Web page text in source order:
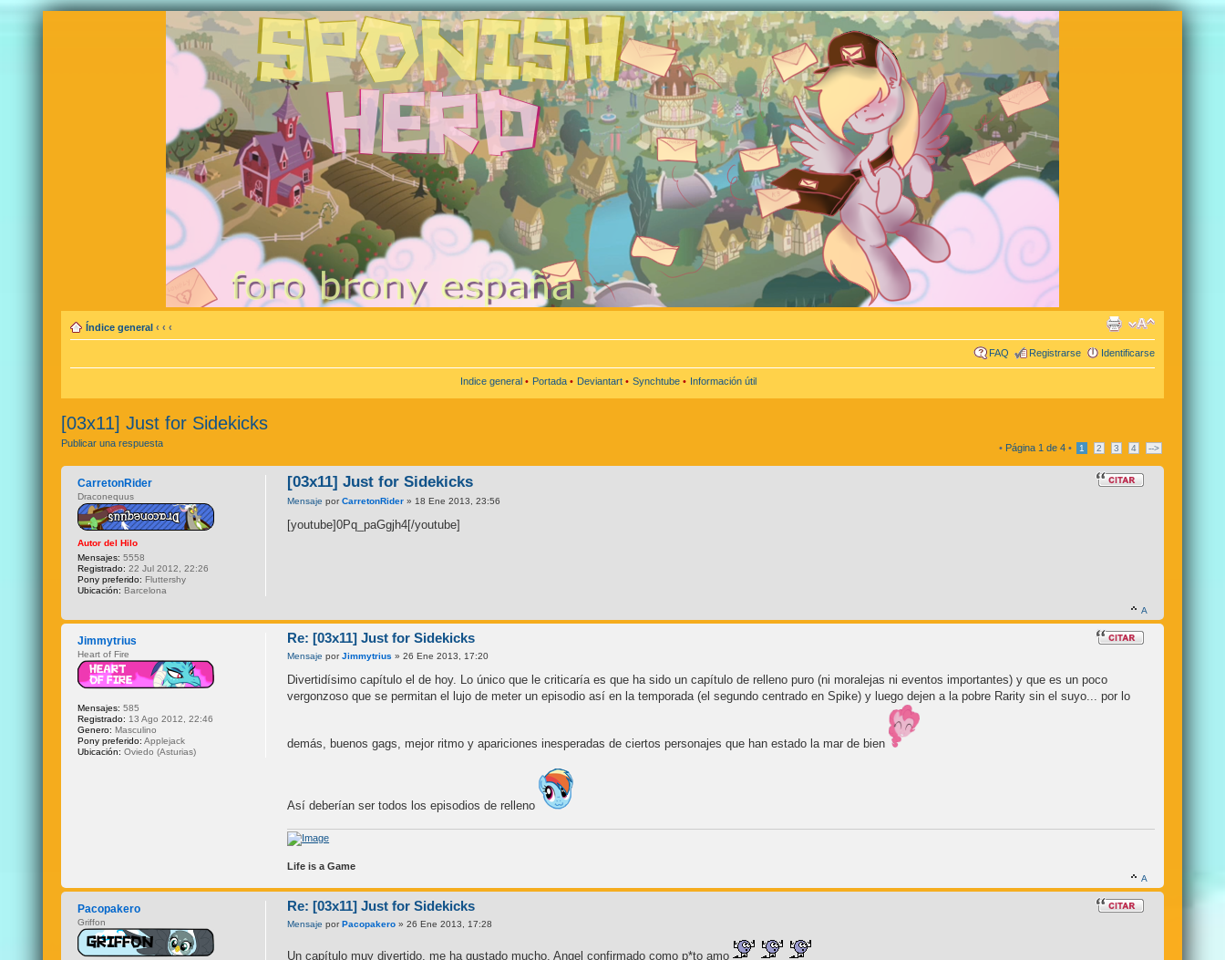
Índice general ‹ ‹ ‹
FAQ Registrarse Identificarse
Indice general • Portada • Deviantart • Synchtube • Información útil
[03x11] Just for Sidekicks
Publicar una respuesta • Página 1 de 4• 1 2 3 4 -->
[03x11] Just for Sidekicks
Mensaje porCarretonRider » 18 Ene 2013, 23:56
[youtube]0Pq_paGgjh4[/youtube]
CarretonRider
Draconequus
Autor del Hilo
Mensajes: 5558
Registrado: 22 Jul 2012, 22:26
Pony preferido: Fluttershy
Ubicación: Barcelona
Re: [03x11] Just for Sidekicks
Mensaje porJimmytrius » 26 Ene 2013, 17:20
Divertidísimo capítulo el de hoy. Lo único que le criticaría es que ha sido un capítulo de relleno puro (ni moralejas ni eventos importantes) y que es un poco
vergonzoso que se permitan el lujo de meter un episodio así en la temporada (el segundo centrado en Spike) y luego dejen a la pobre Rarity sin el suyo... por lo
demás, buenos gags, mejor ritmo y apariciones inesperadas de ciertos personajes que han estado la mar de bien
Así deberían ser todos los episodios de relleno
Life is a Game
Jimmytrius
Heart of Fire
Mensajes: 585
Registrado: 13 Ago 2012, 22:46
Genero: Masculino
Pony preferido: Applejack
Ubicación: Oviedo (Asturias)
Re: [03x11] Just for Sidekicks
Mensaje porPacopakero » 26 Ene 2013, 17:28
Un capítulo muy divertido, me ha gustado mucho. Angel confirmado como p*to amo
Pacopakero
Griffon